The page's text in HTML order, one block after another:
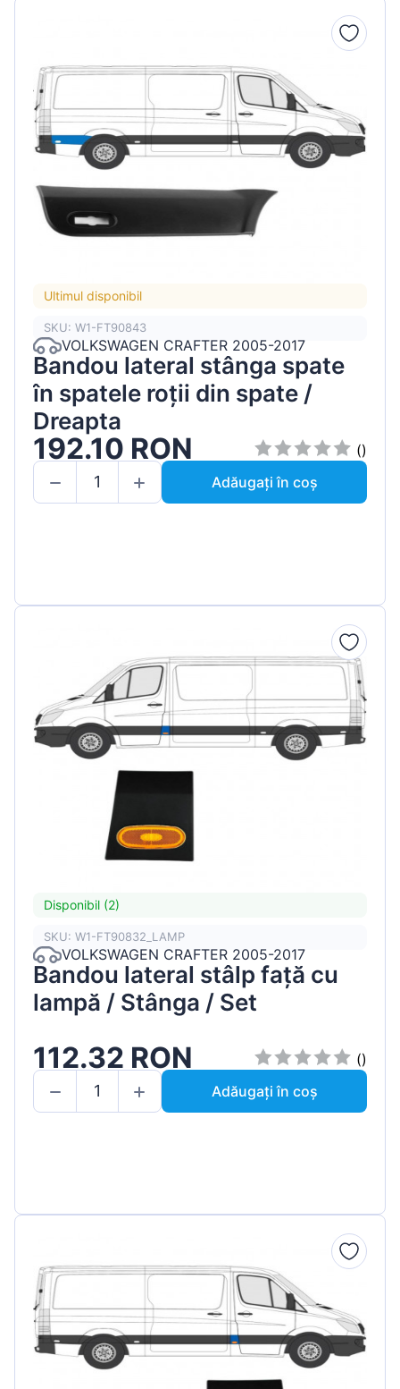
Ultimul disponibil
SKU: W1-FT90843
VOLKSWAGEN CRAFTER 2005-2017
Bandou lateral stânga spate
în spatele roții din spate /
Dreapta
192.10 RON
()
Adăugați în coș
Disponibil (2)
SKU: W1-FT90832_LAMP
VOLKSWAGEN CRAFTER 2005-2017
Bandou lateral stâlp față cu
lampă / Stânga / Set
112.32 RON
()
Adăugați în coș